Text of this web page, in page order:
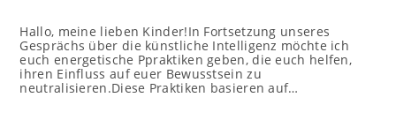
Hallo, meine lieben Kinder!In Fortsetzung unseres
Gesprächs über die künstliche Intelligenz möchte ich
euch energetische Ppraktiken geben, die euch helfen,
ihren Einfluss auf euer Bewusstsein zu
neutralisieren.Diese Praktiken basieren auf…